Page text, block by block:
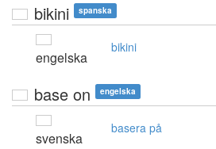
bikini spanska
engelska
bikini
base on engelska
svenska
basera på